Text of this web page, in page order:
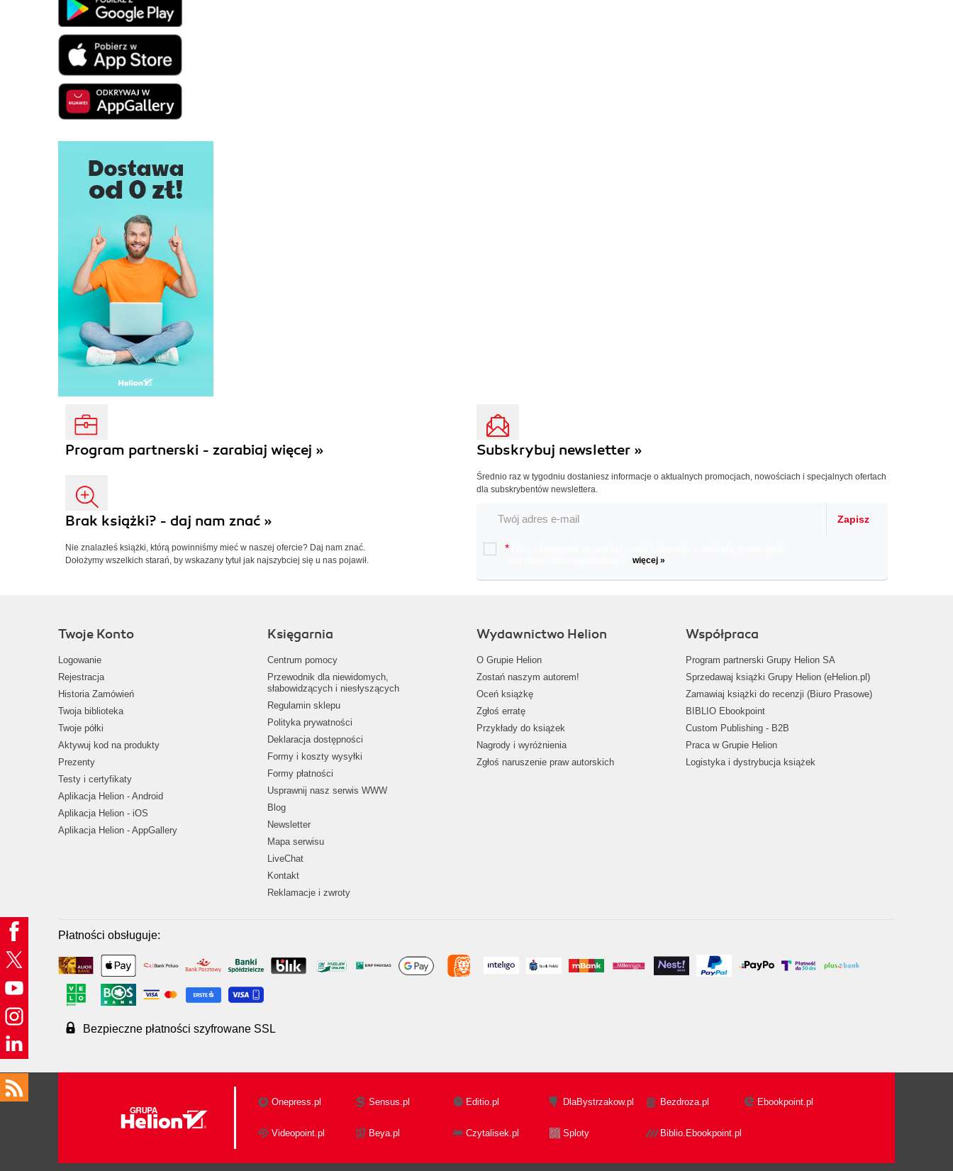
Program partnerski - zarabiaj więcej »
Brak książki? - daj nam znać »
Nie znalazłeś książki, którą powinniśmy mieć w naszej ofercie? Daj nam znać.
Dołożymy wszelkich starań, by wskazany tytuł jak najszybciej się u nas pojawił.
Subskrybuj newsletter »
Średnio raz w tygodniu dostaniesz informacje o aktualnych promocjach, nowościach i specjalnych ofertach
dla subskrybentów newslettera.
Zapisz
*
więcej »
Twoje Konto
Logowanie
Rejestracja
Historia Zamówień
Twoja biblioteka
Twoje półki
Aktywuj kod na produkty
Prezenty
Testy i certyfikaty
Aplikacja Helion - Android
Aplikacja Helion - iOS
Aplikacja Helion - AppGallery
Księgarnia
Centrum pomocy
Przewodnik dla niewidomych,
słabowidzących i niesłyszących
Regulamin sklepu
Polityka prywatności
Deklaracja dostępności
Formy i koszty wysyłki
Formy płatności
Usprawnij nasz serwis WWW
Blog
Newsletter
Mapa serwisu
LiveChat
Kontakt
Reklamacje i zwroty
Wydawnictwo Helion
O Grupie Helion
Zostań naszym autorem!
Oceń książkę
Zgłoś erratę
Przykłady do książek
Nagrody i wyróżnienia
Zgłoś naruszenie praw autorskich
Współpraca
Program partnerski Grupy Helion SA
Sprzedawaj książki Grupy Helion (eHelion.pl)
Zamawiaj książki do recenzji (Biuro Prasowe)
BIBLIO Ebookpoint
Custom Publishing - B2B
Praca w Grupie Helion
Logistyka i dystrybucja książek
Płatności obsługuje:
Bezpieczne płatności szyfrowane SSL
Onepress.pl Sensus.pl Editio.pl DlaBystrzakow.pl Bezdroza.pl Ebookpoint.pl
Videopoint.pl Beya.pl Czytalisek.pl Sploty Biblio.Ebookpoint.pl